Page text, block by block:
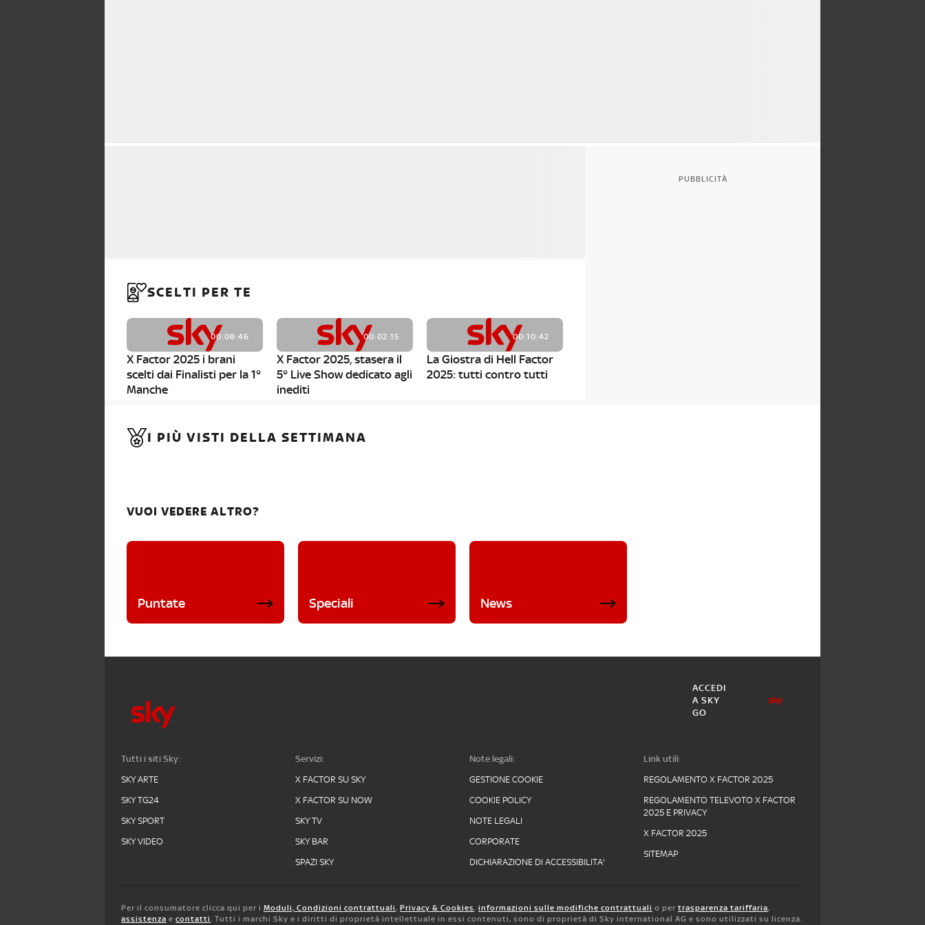
SCELTI PER TE
00:08:46
X Factor 2025 i brani
scelti dai Finalisti per la 1°
Manche
00:02:15
X Factor 2025, stasera il
5° Live Show dedicato agli
inediti
00:10:42
La Giostra di Hell Factor
2025: tutti contro tutti
PUBBLICITÀ
I PIÙ VISTI DELLA SETTIMANA
VUOI VEDERE ALTRO?
Puntate Speciali News
ACCEDI
A SKY
GO
Tutti i siti Sky:
SKY ARTE
SKY TG24
SKY SPORT
SKY VIDEO
Servizi:
X FACTOR SU SKY
X FACTOR SU NOW
SKY TV
SKY BAR
SPAZI SKY
Note legali:
GESTIONE COOKIE
COOKIE POLICY
NOTE LEGALI
CORPORATE
DICHIARAZIONE DI ACCESSIBILITA'
Link utili:
REGOLAMENTO X FACTOR 2025
REGOLAMENTO TELEVOTO X FACTOR
2025 E PRIVACY
X FACTOR 2025
SITEMAP
Per il consumatore clicca qui per i Moduli, Condizioni contrattuali, Privacy & Cookies, informazioni sulle modifiche contrattuali o per trasparenza tariffaria,
assistenza e contatti. Tutti i marchi Sky e i diritti di proprietà intellettuale in essi contenuti, sono di proprietà di Sky international AG e sono utilizzati su licenza.